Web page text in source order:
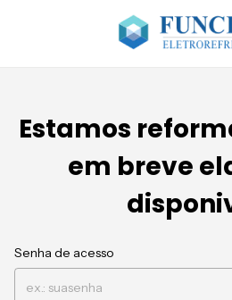
Estamos
em breve
Senha de acesso